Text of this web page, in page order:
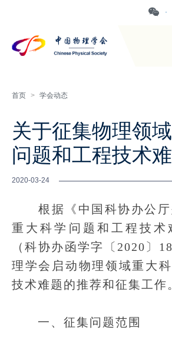
·
首页 > 学会动态
关于征集物理领
问题和工程技术
2020-03-24
根据《中国科协办公厅
重大科学问题和工程技术
（科协办函学字〔2020〕
理学会启动物理领域重大
技术难题的推荐和征集工作
一、征集问题范围